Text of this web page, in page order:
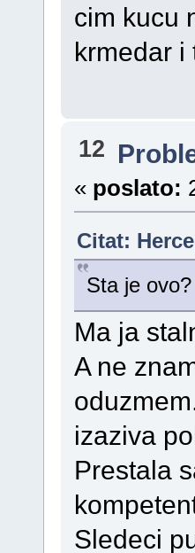
cim kucu
krmedar
12
« poslato:
Citat:
Sta je
Ma ja
A ne
izaziva
Prestala
Sledeci